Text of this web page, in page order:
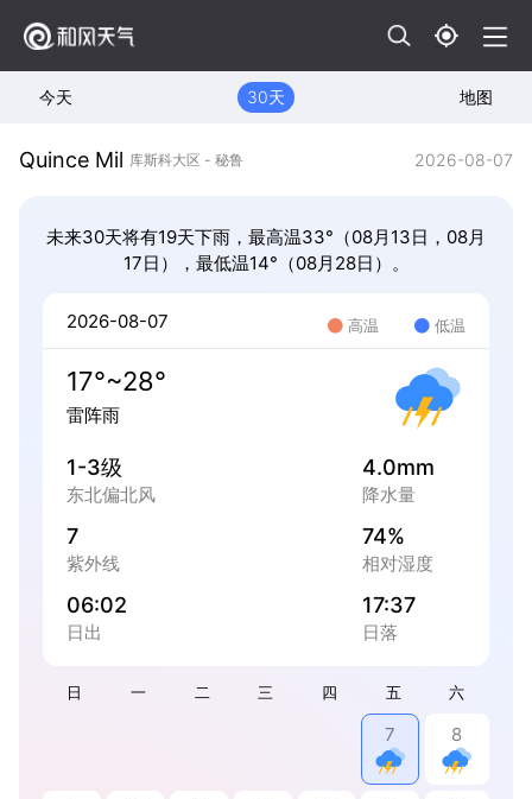
今天 30天 地图
Quince Mil 库斯科大区 - 秘鲁 2026-08-07
未来30天将有19天下雨，最高温33°（08月13日，08月
17日），最低温14°（08月28日）。
日 一 二 三 四 五 六
7 8
2026-08-07 高温 低温
17°~28°
雷阵雨
1-3级
东北偏北风
4.0mm
降水量
7
紫外线
74%
相对湿度
06:02
日出
17:37
日落